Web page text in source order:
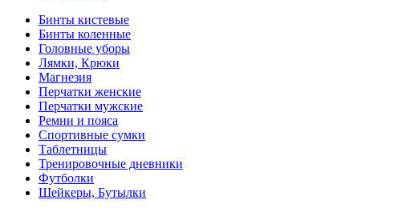
Бинты кистевые
Бинты коленные
Головные уборы
Лямки, Крюки
Магнезия
Перчатки женские
Перчатки мужские
Ремни и пояса
Спортивные сумки
Таблетницы
Тренировочные дневники
Футболки
Шейкеры, Бутылки